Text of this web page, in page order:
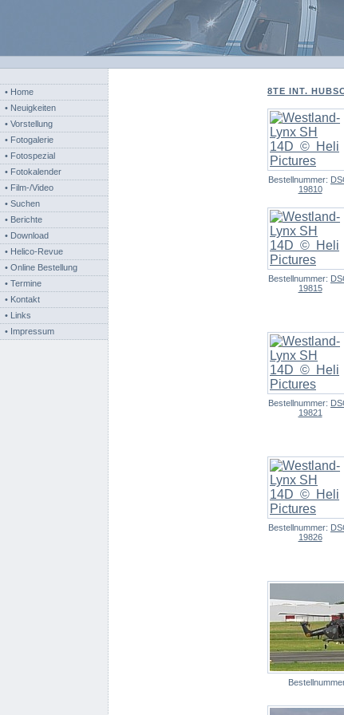
• Home
• Neuigkeiten
• Vorstellung
• Fotogalerie
• Fotospezial
• Fotokalender
• Film-/Video
• Suchen
• Berichte
• Download
• Helico-Revue
• Online Bestellung
• Termine
• Kontakt
• Links
• Impressum
8TE INT.
Bestellnummer:
19810
Bestellnummer:
19815
Bestellnummer:
19821
Bestellnummer:
19826